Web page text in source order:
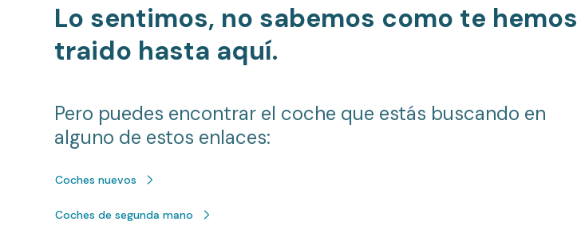
Lo sentimos, no sabemos como te hemos
traido hasta aquí.
Pero puedes encontrar el coche que estás buscando en
alguno de estos enlaces:
Coches nuevos
Coches de segunda mano